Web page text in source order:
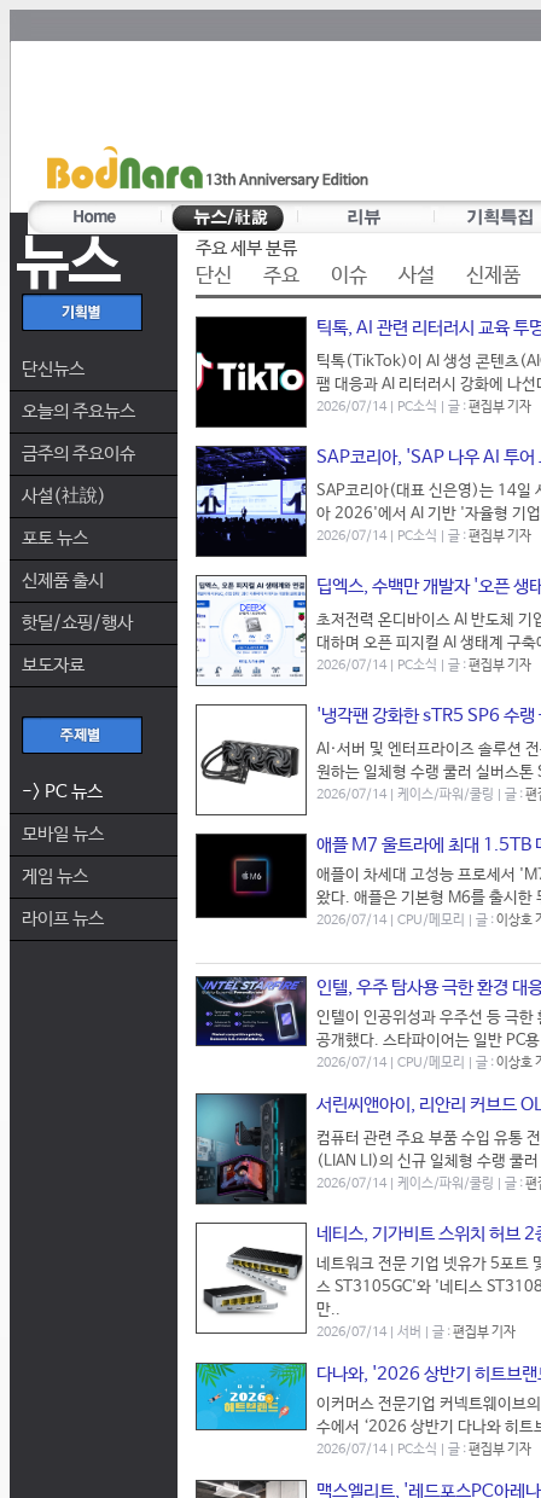
뉴스
단신뉴스
오늘의 주요뉴스
금주의 주요이슈
사설(社說)
포토 뉴스
신제품 출시
핫딜/쇼핑/행사
보도자료
-> PC 뉴스
모바일 뉴스
게임 뉴스
라이프 뉴스
주요 세부 분류
단신 주요 이슈 사설 신제품
틱톡, AI 관련 리터러시 교육 투
틱톡(TikTok)이 AI 생성 콘텐츠
팸 대응과 AI 리터러시 강화에 나
2026/07/14 | PC소식 | 글 :편집부 기자
SAP코리아, 'SAP 나우 AI 투
SAP코리아(대표 신은영)는 14일
아 2026'에서 AI 기반 '자율형 기
2026/07/14 | PC소식 | 글 :편집부 기자
딥엑스, 수백만 개발자 '오픈 생
초저전력 온디바이스 AI 반도체
대하며 오픈 피지컬 AI 생태계 구
2026/07/14 | PC소식 | 글 :편집부 기자
'냉각팬 강화한 sTR5 SP6 수
AI·서버 및 엔터프라이즈 솔루션
원하는 일체형 수랭 쿨러 실버스
2026/07/14 | 케이스/파워/쿨링 | 글 :편
애플 M7 울트라에 최대 1.5TB
애플이 차세대 고성능 프로세서
왔다. 애플은 기본형 M6를 출시
2026/07/14 | CPU/메모리 | 글 :이상호
인텔, 우주 탐사용 극한 환경 대
인텔이 인공위성과 우주선 등 극
공개했다. 스타파이어는 일반 PC
2026/07/14 | CPU/메모리 | 글 :이상호
서린씨앤아이, 리안리 커브드
컴퓨터 관련 주요 부품 수입 유통
(LIAN LI)의 신규 일체형 수랭 쿨
2026/07/14 | 케이스/파워/쿨링 | 글 :편
네티스, 기가비트 스위치 허브 2
네트워크 전문 기업 넷유가 5포트
스 ST3105GC'와 '네티스
만..
2026/07/14 | 서버 | 글 :편집부 기자
다나와, '2026 상반기 히트브랜
이커머스 전문기업 커넥트웨이브
수에서 ‘2026 상반기 다나와 히트
2026/07/14 | PC소식 | 글 :편집부 기자
맥스엘리트, '레드포스PC아레